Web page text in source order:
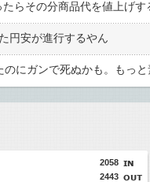
らその分商品代を値上げす
円安が進行するやん
にガンで死ぬかも。もっと
2058
2443